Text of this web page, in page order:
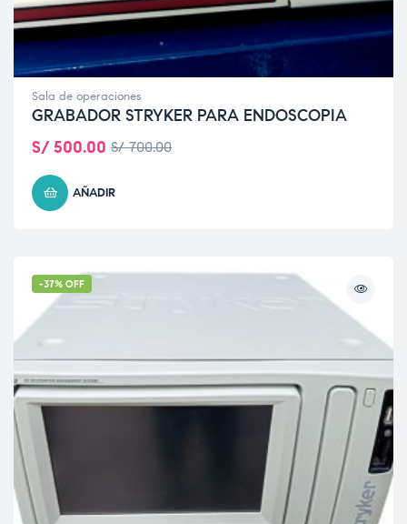
Sala de operaciones
GRABADOR STRYKER PARA ENDOSCOPIA
S/700.00
S/ 500.00
AÑADIR
-37% OFF